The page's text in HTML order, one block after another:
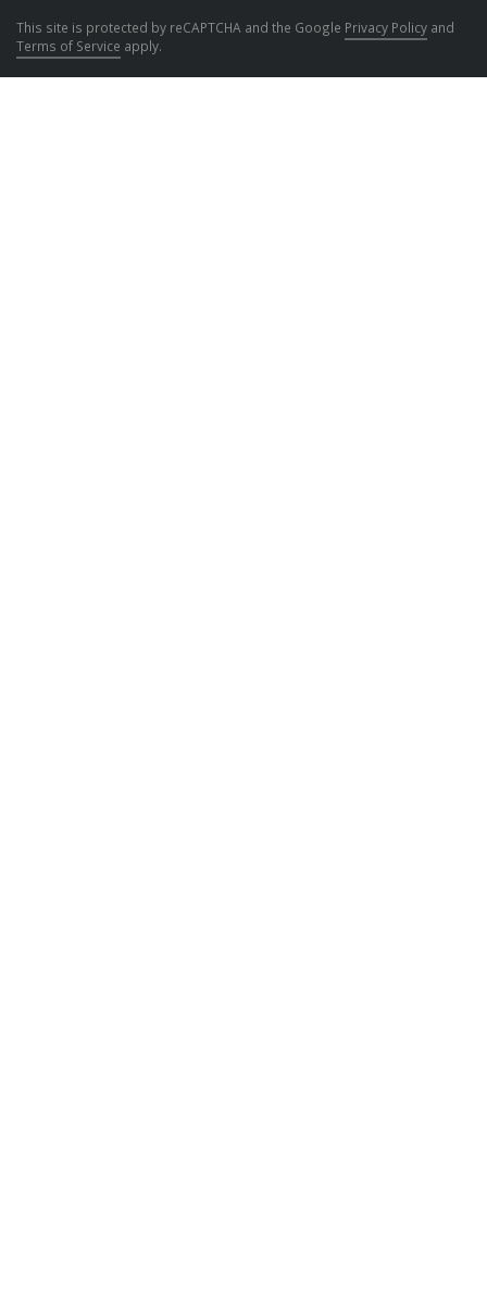
This site is protected by reCAPTCHA and the Google Privacy Policy and
Terms of Service apply.